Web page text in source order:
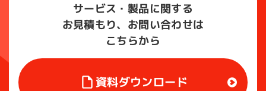
サービス・製品に関する
お見積もり、お問い合わせは
こちらから
資料ダウンロード